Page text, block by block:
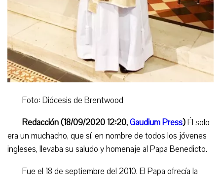
Foto: Diócesis de Brentwood
Redacción (18/09/2020 12:20,Gaudium Press)Él solo
era un muchacho, que sí, en nombre de todos los jóvenes
ingleses, llevaba su saludo y homenaje al Papa Benedicto.
Fue el 18 de septiembre del 2010. El Papa ofrecía la